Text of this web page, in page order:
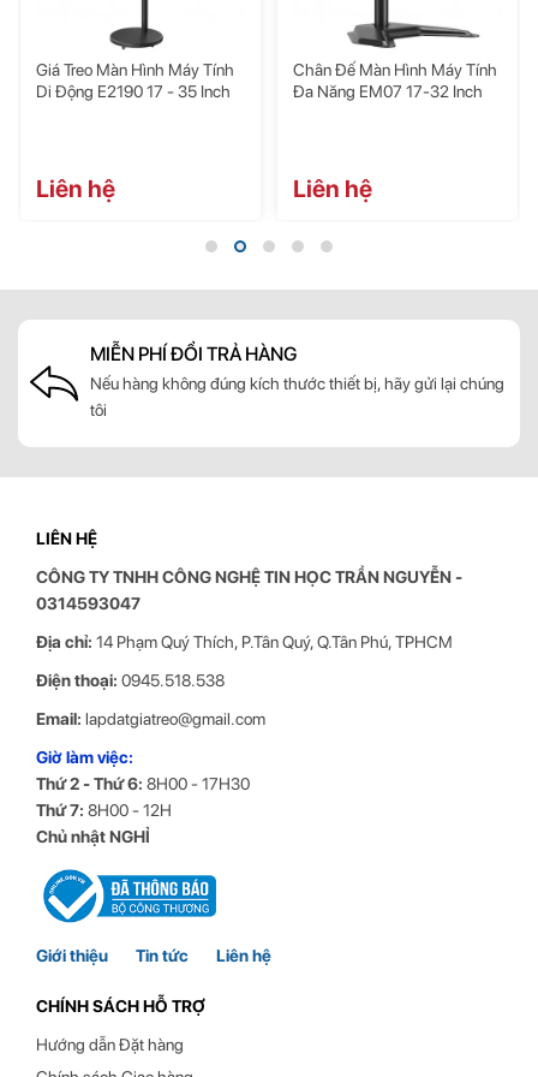
1so với chiếc
trước đó. Bằng việc sử dụng lò
xo trợ lực cao cấp Hyperlift+ giúp cho giá đỡ màn hình máy tính này
chuẩn Vesa phù hợp với tất cả các loại màn hình máy tính với kích
thước từ 17 đến 32 inch.
- Khoang giấu dây rộng rãi
Human Motion T6Pro-1
gàng giúp giá tăng tính thẫm mỹ cho không gian lắp đạt.
Giá Treo Màn Hình Máy Tính
Di Động E2190 17 - 35 Inch
Liên hệ
Chân Đế Màn Hình Máy Tính
Đa Năng EM07 17-32 Inch
Liên hệ
MIỄN PHÍ ĐỔI TRẢ HÀNG
Nếu hàng không đúng kích thước thiết bị, hãy gửi lại chúng
tôi
LIÊN HỆ
CÔNG TY TNHH CÔNG NGHỆ TIN HỌCTRẦN NGUYỄN-
0314593047
Địa chỉ: 14 Phạm Quý Thích, P.Tân Quý, Q.Tân Phú, TPHCM
Điện thoại: 0945.518.538
Email: lapdatgiatreo@gmail.com
Giờ làm việc:
Thứ 2 - Thứ 6: 8H00 - 17H30
Thứ 7: 8H00 - 12H
Chủ nhật NGHỈ
Giới thiệu Tin tức Liên hệ
CHÍNH SÁCH HỖ TRỢ
Hướng dẫn Đặt hàng